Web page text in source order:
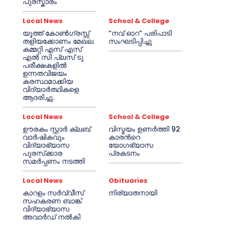
Local News
യൂത്ത് കോൺഗ്രസ്സ്
തളിയക്കോണം മേഖല
കമ്മറ്റി എസ് എസ്
എൽ സി പ്ലസ് ടു
പരീക്ഷകളിൽ
ഉന്നതവിജയം
കരസ്ഥമാക്കിയ
വിദ്യാർത്ഥികളെ
ആദരിച്ചു.
School & College
“നവ് ഓറ” പരിപാടി
സംഘടിപ്പിച്ചു
Local News
ഊരകം സ്റ്റാർ ക്ലബ്
വാർഷികവും
വിദ്യാഭ്യാസ
പുരസ്‌ക്കാര
സമർപ്പണം നടത്തി
School & College
വിസ്മയം ഉണർത്തി 92
കാരൻറെ
യോഗഭ്യാസ
പ്രകടനം
Local News
കാറളം സർവ്വീസ്
സഹകരണ ബാങ്ക്
വിദ്യാഭ്യാസ
അവാർഡ് നൽകി
Obituaries
നിര്യാതനായി